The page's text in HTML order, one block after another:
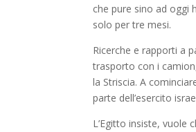
che pure sino ad oggi
solo per tre mesi.
Ricerche e rapporti a
trasporto con i
la Striscia. A
parte dell’esercito
L’Egitto insiste, vuole